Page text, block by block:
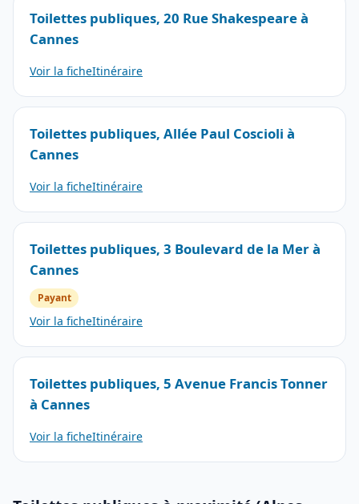
Toilettes publiques, 20 Rue Shakespeare à
Cannes
Voir la ficheItinéraire
Toilettes publiques, Allée Paul Coscioli à
Cannes
Voir la ficheItinéraire
Toilettes publiques, 3 Boulevard de la Mer à
Cannes
Payant
Voir la ficheItinéraire
Toilettes publiques, 5 Avenue Francis Tonner
à Cannes
Voir la ficheItinéraire